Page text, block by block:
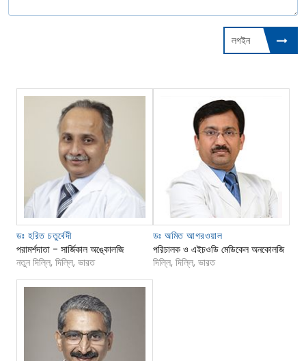
লগইন
ডঃ হরিত চতুর্বেদী
পরামর্শদাতা - সার্জিকাল অঙ্কোলজি
নতুন দিল্লি, দিল্লি, ভারত
ডঃ অমিত আগরওয়াল
পরিচালক ও এইচওডি মেডিকেল অনকোলজি
দিল্লি, দিল্লি, ভারত